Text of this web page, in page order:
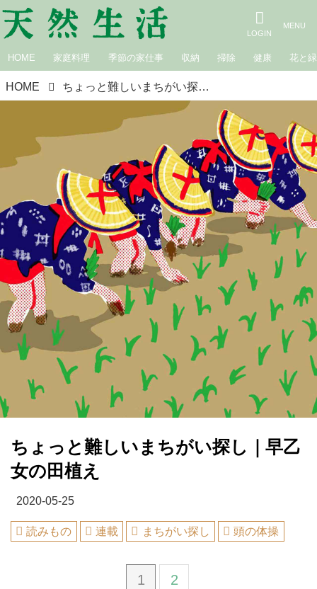
HOME 家庭料理 季節の家仕事 収納 掃除 健康 花と緑
HOME ちょっと難しいまちがい探し｜早乙女の田植え
ちょっと難しいまちがい探し｜早乙
女の田植え
2020-05-25
読みもの 連載 まちがい探し 頭の体操
1 2